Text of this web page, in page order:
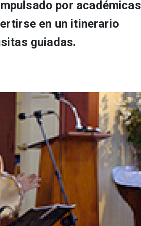
por académicas
en un itinerario
guiadas.